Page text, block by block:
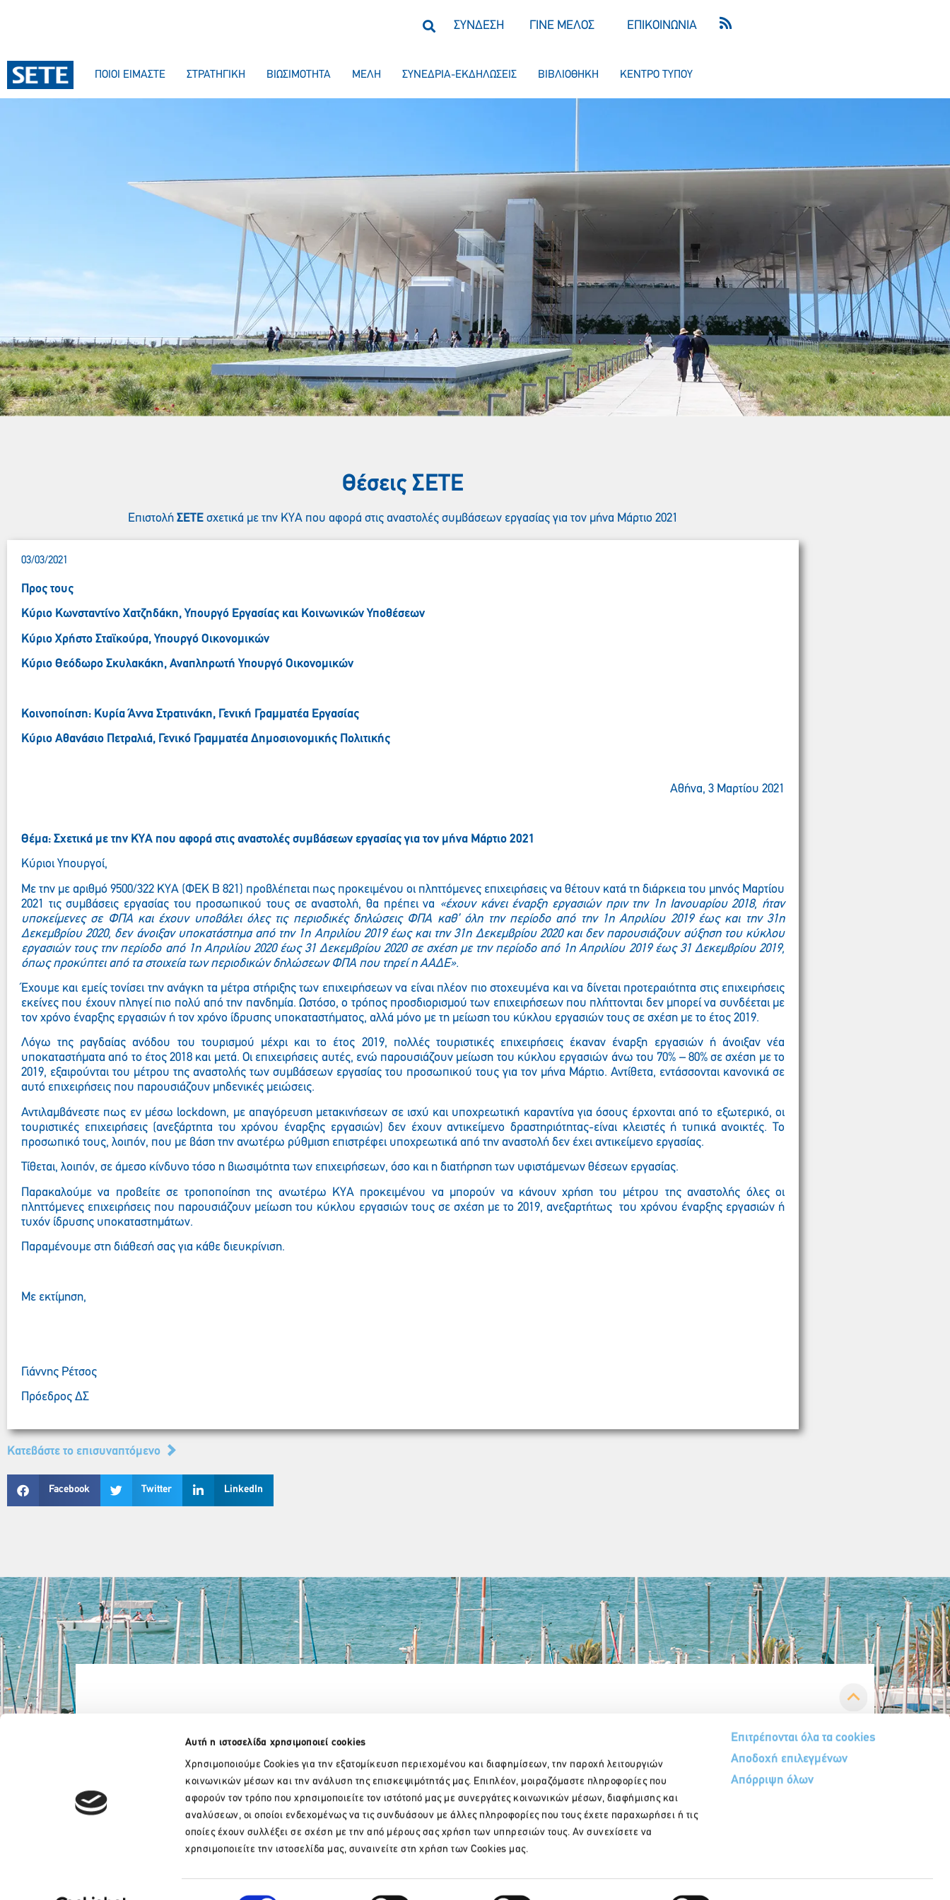
Αυτή η ιστοσελίδα χρησιμοποιεί cookies
Χρησιμοποιούμε Cookies για την εξατομίκευση περιεχομένου και διαφημίσεων, την παροχή λειτουργιών
κοινωνικών μέσων και την ανάλυση της επισκεψιμότητάς μας. Επιπλέον, μοιραζόμαστε πληροφορίες που
αφορούν τον τρόπο που χρησιμοποιείτε τον ιστότοπό μας με συνεργάτες κοινωνικών μέσων, διαφήμισης και
αναλύσεων, οι οποίοι ενδεχομένως να τις συνδυάσουν με άλλες πληροφορίες που τους έχετε παραχωρήσει ή τις
οποίες έχουν συλλέξει σε σχέση με την από μέρους σας χρήση των υπηρεσιών τους. Αν συνεχίσετε να
χρησιμοποιείτε την ιστοσελίδα μας, συναινείτε στη χρήση των Cookies μας.
Επιτρέπονται όλα τα cookies
Αποδοχή επιλεγμένων
Απόρριψη όλων
ΣΥΝΔΕΣΗ ΓΙΝΕ ΜΕΛΟΣ ΕΠΙΚΟΙΝΩΝΙΑ
ΠΟΙΟΙ ΕΙΜΑΣΤΕ ΣΤΡΑΤΗΓΙΚΗ ΒΙΩΣΙΜΟΤΗΤΑ ΜΕΛΗ ΣΥΝΕΔΡΙΑ-ΕΚΔΗΛΩΣΕΙΣ ΒΙΒΛΙΟΘΗΚΗ ΚΕΝΤΡΟ ΤΥΠΟΥ
Θέσεις ΣΕΤE
Επιστολή ΣΕΤΕ σχετικά με την ΚΥΑ που αφορά στις αναστολές συμβάσεων εργασίας για τον μήνα Μάρτιο 2021
03/03/2021
Προς τους
Κύριο Κωνσταντίνο Χατζηδάκη, Υπουργό Εργασίας και Κοινωνικών Υποθέσεων
Κύριο Χρήστο Σταϊκούρα, Υπουργό Οικονομικών
Κύριο Θεόδωρο Σκυλακάκη, Αναπληρωτή Υπουργό Οικονομικών
Κοινοποίηση: Κυρία Άννα Στρατινάκη, Γενική Γραμματέα Εργασίας
Κύριο Αθανάσιο Πετραλιά, Γενικό Γραμματέα Δημοσιονομικής Πολιτικής
Αθήνα, 3 Μαρτίου 2021
Θέμα: Σχετικά με την ΚΥΑ που αφορά στις αναστολές συμβάσεων εργασίας για τον μήνα Μάρτιο 2021
Κύριοι Υπουργοί,
Με την με αριθμό 9500/322 ΚΥΑ (ΦΕΚ Β 821) προβλέπεται πως προκειμένου οι πληττόμενες επιχειρήσεις να θέτουν κατά τη διάρκεια του μηνός Μαρτίου
2021 τις συμβάσεις εργασίας του προσωπικού τους σε αναστολή, θα πρέπει να «έχουν κάνει έναρξη εργασιών πριν την 1η Ιανουαρίου 2018, ήταν
υποκείμενες σε ΦΠΑ και έχουν υποβάλει όλες τις περιοδικές δηλώσεις ΦΠΑ καθ’ όλη την περίοδο από την 1η Απριλίου 2019 έως και την 31η
Δεκεμβρίου 2020, δεν άνοιξαν υποκατάστημα από την 1η Απριλίου 2019 έως και την 31η Δεκεμβρίου 2020 και δεν παρουσιάζουν αύξηση του κύκλου
εργασιών τους την περίοδο από 1η Απριλίου 2020 έως 31 Δεκεμβρίου 2020 σε σχέση με την περίοδο από 1η Απριλίου 2019 έως 31 Δεκεμβρίου 2019,
όπως προκύπτει από τα στοιχεία των περιοδικών δηλώσεων ΦΠΑ που τηρεί η ΑΑΔΕ».
Έχουμε και εμείς τονίσει την ανάγκη τα μέτρα στήριξης των επιχειρήσεων να είναι πλέον πιο στοχευμένα και να δίνεται προτεραιότητα στις επιχειρήσεις
εκείνες που έχουν πληγεί πιο πολύ από την πανδημία. Ωστόσο, ο τρόπος προσδιορισμού των επιχειρήσεων που πλήττονται δεν μπορεί να συνδέεται με
τον χρόνο έναρξης εργασιών ή τον χρόνο ίδρυσης υποκαταστήματος, αλλά μόνο με τη μείωση του κύκλου εργασιών τους σε σχέση με το έτος 2019.
Λόγω της ραγδαίας ανόδου του τουρισμού μέχρι και το έτος 2019, πολλές τουριστικές επιχειρήσεις έκαναν έναρξη εργασιών ή άνοιξαν νέα
υποκαταστήματα από το έτος 2018 και μετά. Οι επιχειρήσεις αυτές, ενώ παρουσιάζουν μείωση του κύκλου εργασιών άνω του 70% – 80% σε σχέση με το
2019, εξαιρούνται του μέτρου της αναστολής των συμβάσεων εργασίας του προσωπικού τους για τον μήνα Μάρτιο. Αντίθετα, εντάσσονται κανονικά σε
αυτό επιχειρήσεις που παρουσιάζουν μηδενικές μειώσεις.
Αντιλαμβάνεστε πως εν μέσω lockdown, με απαγόρευση μετακινήσεων σε ισχύ και υποχρεωτική καραντίνα για όσους έρχονται από το εξωτερικό, οι
τουριστικές επιχειρήσεις (ανεξάρτητα του χρόνου έναρξης εργασιών) δεν έχουν αντικείμενο δραστηριότητας-είναι κλειστές ή τυπικά ανοικτές. Το
προσωπικό τους, λοιπόν, που με βάση την ανωτέρω ρύθμιση επιστρέφει υποχρεωτικά από την αναστολή δεν έχει αντικείμενο εργασίας.
Τίθεται, λοιπόν, σε άμεσο κίνδυνο τόσο η βιωσιμότητα των επιχειρήσεων, όσο και η διατήρηση των υφιστάμενων θέσεων εργασίας.
Παρακαλούμε να προβείτε σε τροποποίηση της ανωτέρω ΚΥΑ προκειμένου να μπορούν να κάνουν χρήση του μέτρου της αναστολής όλες οι
πληττόμενες επιχειρήσεις που παρουσιάζουν μείωση του κύκλου εργασιών τους σε σχέση με το 2019, ανεξαρτήτως του χρόνου έναρξης εργασιών ή
τυχόν ίδρυσης υποκαταστημάτων.
Παραμένουμε στη διάθεσή σας για κάθε διευκρίνιση.
Με εκτίμηση,
Γιάννης Ρέτσος
Πρόεδρος ΔΣ
Kατεβάστε το επισυναπτόμενο
Facebook Twitter LinkedIn
Εγγραφή στο newsletter
Παρακαλώ περιμένετε…